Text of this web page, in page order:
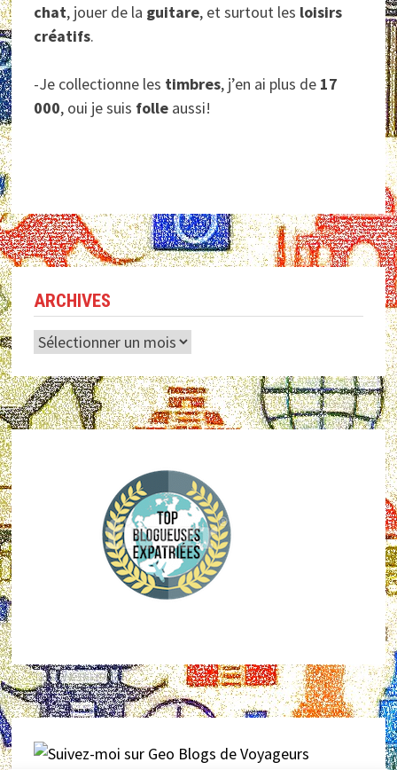
chat, jouer de la guitare, et surtout les loisirs
créatifs.
-Je collectionne les timbres, j’en ai plus de 17
000, oui je suis folle aussi!
ARCHIVES
Archives